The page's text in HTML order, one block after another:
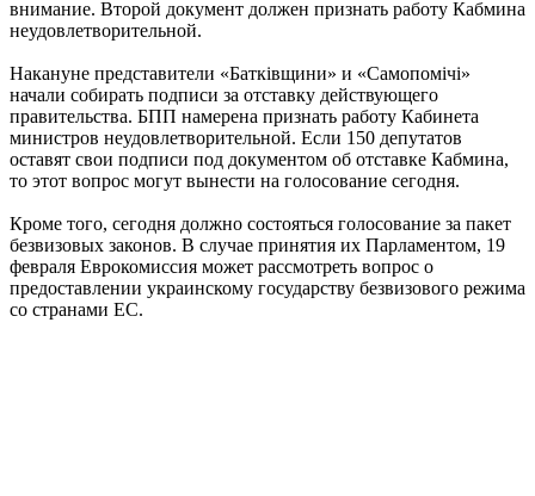
внимание. Второй документ должен признать работу Кабмина
неудовлетворительной.
Накануне представители «Баткiвщини» и «Самопомiчi»
начали собирать подписи за отставку действующего
правительства. БПП намерена признать работу Кабинета
министров неудовлетворительной. Если 150 депутатов
оставят свои подписи под документом об отставке Кабмина,
то этот вопрос могут вынести на голосование сегодня.
Кроме того, сегодня должно состояться голосование за пакет
безвизовых законов. В случае принятия их Парламентом, 19
февраля Еврокомиссия может рассмотреть вопрос о
предоставлении украинскому государству безвизового режима
со странами ЕС.